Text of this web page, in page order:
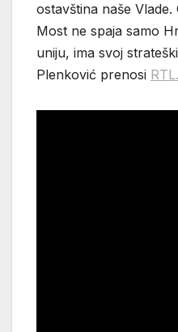
ostavština naše
Most ne spaja samo
uniju, ima svoj
Plenković prenosi RTL.